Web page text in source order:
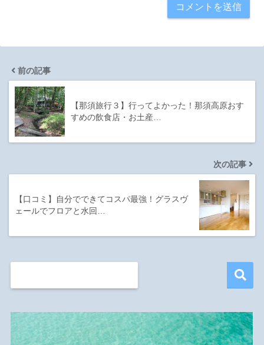
前の記事
【那須旅行３】行ってよかった！那須高原おす
すめの飲食店・お土産…
次の記事
【口コミ】自分でできてコスパ最強！グラスヴ
ェールでフロアと水回…